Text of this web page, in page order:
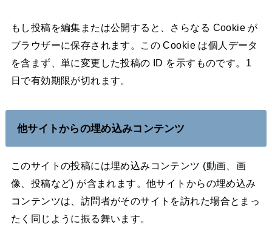
もし投稿を編集または公開すると、さらなる Cookie が
ブラウザーに保存されます。この Cookie は個人データ
を含まず、単に変更した投稿の ID を示すものです。1
日で有効期限が切れます。
他サイトからの埋め込みコンテンツ
このサイトの投稿には埋め込みコンテンツ (動画、画
像、投稿など) が含まれます。他サイトからの埋め込み
コンテンツは、訪問者がそのサイトを訪れた場合とまっ
たく同じように振る舞います。